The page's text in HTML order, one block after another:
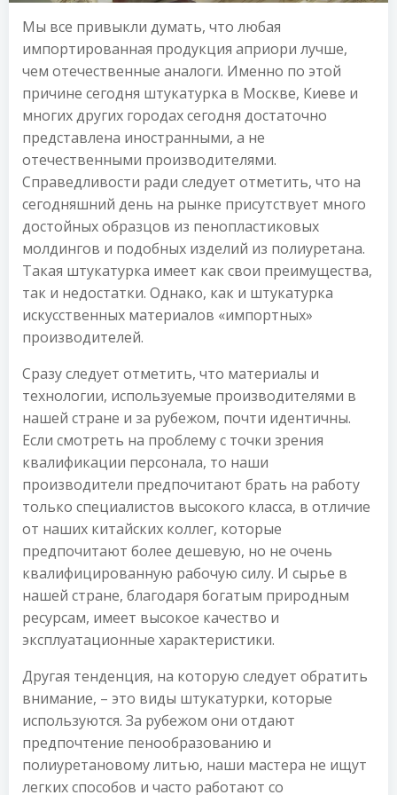
Мы все привыкли думать, что любая
импортированная продукция априори лучше,
чем отечественные аналоги. Именно по этой
причине сегодня штукатурка в Москве, Киеве и
многих других городах сегодня достаточно
представлена иностранными, а не
отечественными производителями.
Справедливости ради следует отметить, что на
сегодняшний день на рынке присутствует много
достойных образцов из пенопластиковых
молдингов и подобных изделий из полиуретана.
Такая штукатурка имеет как свои преимущества,
так и недостатки. Однако, как и штукатурка
искусственных материалов «импортных»
производителей.
Сразу следует отметить, что материалы и
технологии, используемые производителями в
нашей стране и за рубежом, почти идентичны.
Если смотреть на проблему с точки зрения
квалификации персонала, то наши
производители предпочитают брать на работу
только специалистов высокого класса, в отличие
от наших китайских коллег, которые
предпочитают более дешевую, но не очень
квалифицированную рабочую силу. И сырье в
нашей стране, благодаря богатым природным
ресурсам, имеет высокое качество и
эксплуатационные характеристики.
Другая тенденция, на которую следует обратить
внимание, – это виды штукатурки, которые
используются. За рубежом они отдают
предпочтение пенообразованию и
полиуретановому литью, наши мастера не ищут
легких способов и часто работают со